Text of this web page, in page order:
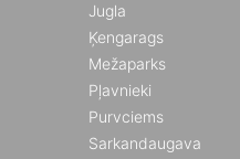
Jugla
Ķengarags
Mežaparks
Pļavnieki
Purvciems
Sarkandaugava